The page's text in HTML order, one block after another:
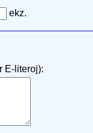
ekz.
E-literoj):